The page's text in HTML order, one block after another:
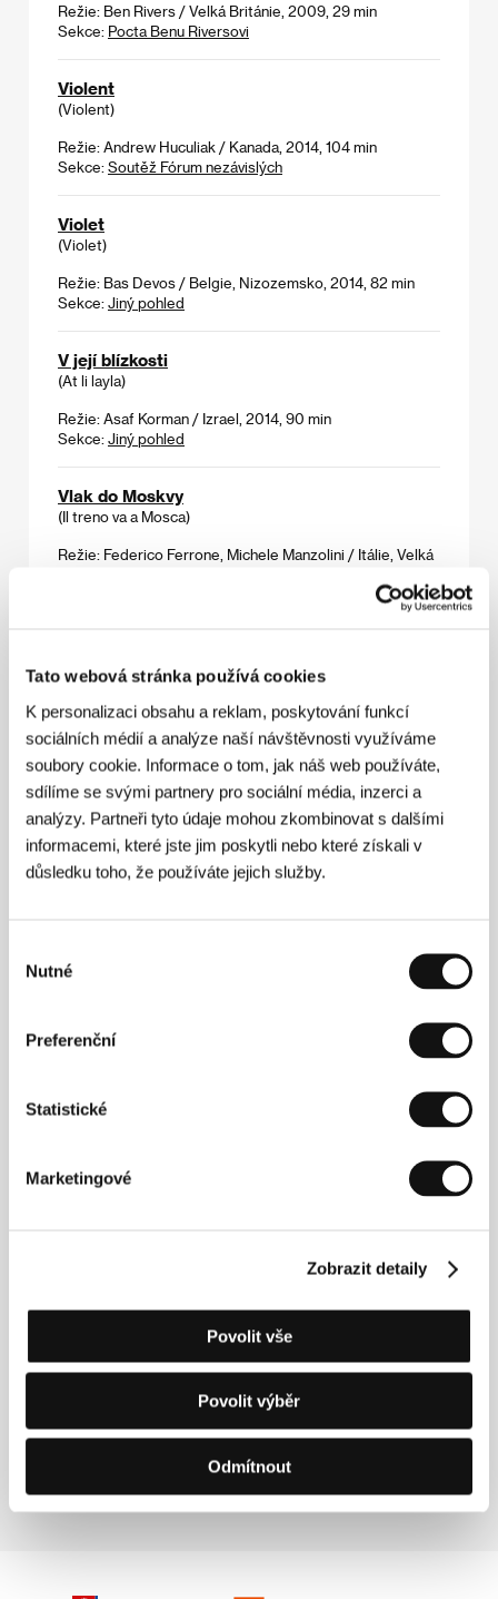
Tato webová stránka používá cookies
K personalizaci obsahu a reklam, poskytování funkcí
sociálních médií a analýze naší návštěvnosti využíváme
soubory cookie. Informace o tom, jak náš web používáte,
sdílíme se svými partnery pro sociální média, inzerci a
analýzy. Partneři tyto údaje mohou zkombinovat s dalšími
informacemi, které jste jim poskytli nebo které získali v
důsledku toho, že používáte jejich služby.
souhlasu
Nutné
Preferenční
Statistické
Marketingové
Zobrazit detaily
Povolit vše
Povolit výběr
Odmítnout
Režie: Ben Rivers / Velká Británie, 2009, 29 min
Sekce: Pocta Benu Riversovi
Violent
(Violent)
Režie: Andrew Huculiak / Kanada, 2014, 104 min
Sekce: Soutěž Fórum nezávislých
Violet
(Violet)
Režie: Bas Devos / Belgie, Nizozemsko, 2014, 82 min
Sekce: Jiný pohled
V její blízkosti
(At li layla)
Režie: Asaf Korman / Izrael, 2014, 90 min
Sekce: Jiný pohled
Vlak do Moskvy
(Il treno va a Mosca)
Režie: Federico Ferrone, Michele Manzolini / Itálie, Velká
(La proprietà non è più un furto)
Režie: Elio Petri / Itálie, Francie, 1973, 126 min
Sekce:
Pocta Eliovi Petrimu
Volný pád
(Szabadesés)
Režie: György Pálfi / Maďarsko, Francie, Jižní Korea,
2014, 89 min
Hlavní soutěž
(L' assassino)
(Vrchní, prchni)
Režie: Zdeněk Jiráský / Slovenská republika, Česká
Sekce:Zvláštní uvedení
Vzpomínky vryté do kamene
(Memories On Stone)
Režie: Shawkat Amin Korki / Irák, Německo, 2014, 93 min